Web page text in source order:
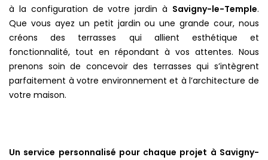
à la configuration de votre jardin à Savigny-le-Temple.
Que vous ayez un petit jardin ou une grande cour, nous
créons des terrasses qui allient esthétique et
fonctionnalité, tout en répondant à vos attentes. Nous
prenons soin de concevoir des terrasses qui s’intègrent
parfaitement à votre environnement et à l’architecture de
votre maison.
Un service personnalisé pour chaque projet à Savigny-